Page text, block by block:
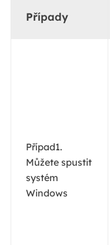
Případy
Případ1.
Můžete spustit
systém
Windows